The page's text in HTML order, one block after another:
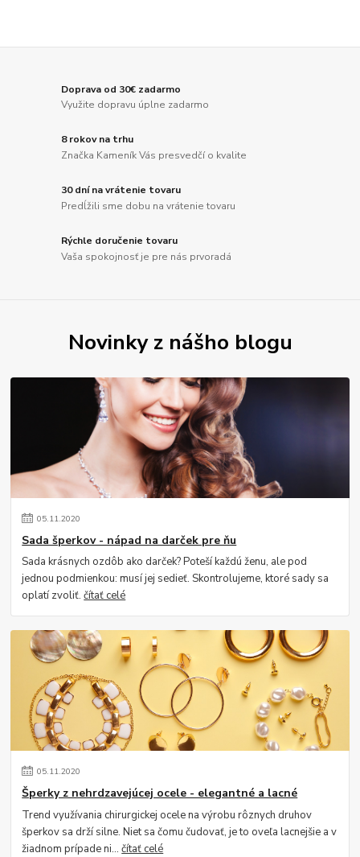
Doprava od 30€ zadarmo
Využite dopravu úplne zadarmo
8 rokov na trhu
Značka Kameník Vás presvedčí o kvalite
30 dní na vrátenie tovaru
Predĺžili sme dobu na vrátenie tovaru
Rýchle doručenie tovaru
Vaša spokojnosť je pre nás prvoradá
Novinky z nášho blogu
05.11.2020
Sada šperkov - nápad na darček pre ňu
Sada krásnych ozdôb ako darček? Poteší každú ženu, ale pod
jednou podmienkou: musí jej sedieť. Skontrolujeme, ktoré sady sa
oplatí zvoliť.čítať celé
05.11.2020
Šperky z nehrdzavejúcej ocele - elegantné a lacné
Trend využívania chirurgickej ocele na výrobu rôznych druhov
šperkov sa drží silne. Niet sa čomu čudovať, je to oveľa lacnejšie a v
žiadnom prípade ni...čítať celé